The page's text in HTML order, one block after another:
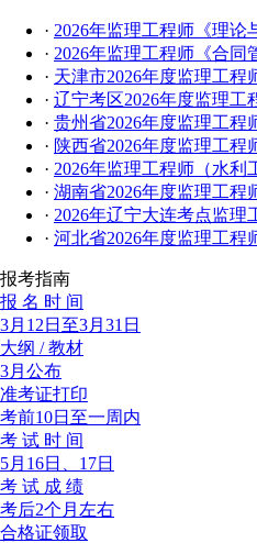
· 2026年监理工程师《理论
· 2026年监理工程师《合同
· 天津市2026年度监理工
· 辽宁考区2026年度监理工
· 贵州省2026年度监理工程
· 陕西省2026年度监理工
· 2026年监理工程师（水利
· 湖南省2026年度监理工程
· 2026年辽宁大连考点监理
· 河北省2026年度监理工程
报考指南
报 名 时 间
3月12日至3月31日
大纲 / 教材
3月公布
准考证打印
考前10日至一周内
考 试 时 间
5月16日、17日
考 试 成 绩
考后2个月左右
合格证领取